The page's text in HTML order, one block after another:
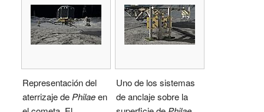
Representación del
aterrizaje dePhilaeen
Uno de los sistemas
de anclaje sobre la